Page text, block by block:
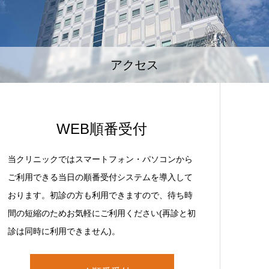
アクセス
WEB順番受付
当クリニックではスマートフォン・パソコンから
ご利用できる当日の順番受付システムを導入して
おります。初診の方も利用できますので、待ち時
間の短縮のためお気軽にご利用ください(再診と初
診は同時に利用できません)。